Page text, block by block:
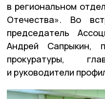
в региональном
Отечества». Во
председатель
Андрей Сапрыкин,
прокуратуры,
и руководители